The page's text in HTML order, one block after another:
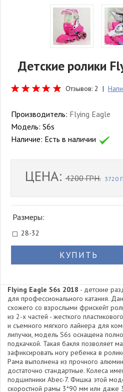
Детские ролики
Отзывов: 2 |
Производитель: Flying Eagle
Модель: S6s
Наличие: Есть в наличии
ЦЕНА:4200 ГРН. 3720
Размеры:
28-32
КУПИТЬ
Flying Eagle S6s 2018 - детские
для профессионального катания.
схожего со взрослыми фрискейт
из 2-х частей - жесткого
и съемного мягкого лайнера для
липучки, модель S6s оснащена
подкачкой. Такая бакля позволяет
зафиксировать ногу ребенка в
Рама выполнена из прочного
достаточно стандартные. Колеса
подшипники Abec-7. Фишка этой
скоростной рамы 3*90 мм или даже